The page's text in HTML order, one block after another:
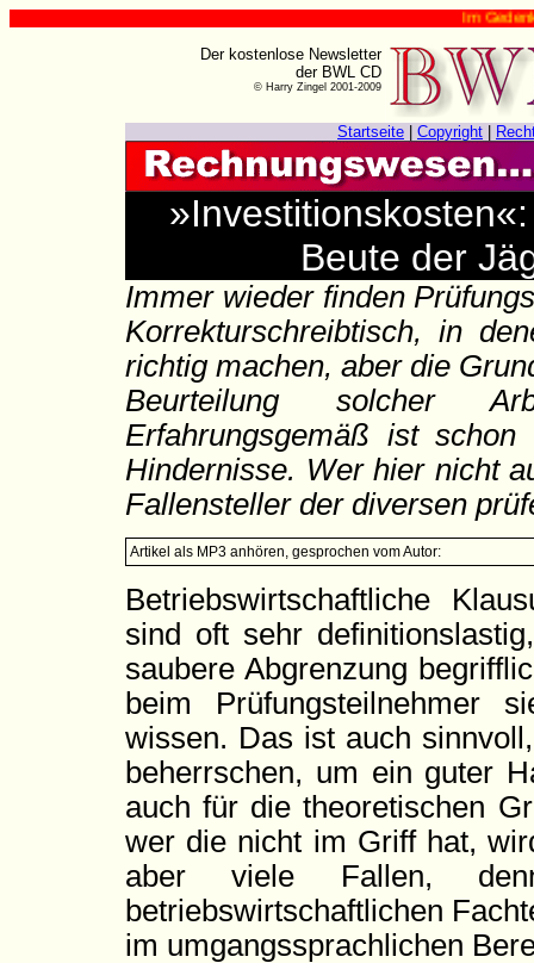
Im
Der kostenlose Newsletter
der BWL CD
© Harry Zingel 2001-2009
Startseite Copyright
Beute der
Immer wieder finden
Korrekturschreibtisch, in
richtig machen, aber die
Beurteilung solcher
Erfahrungsgemäß ist
Hindernisse. Wer hier nicht
Fallensteller der diversen
Artikel als MP3 anhören, gesprochen vom Autor:
Betriebswirtschaftliche
sind oft sehr
saubere Abgrenzung
beim Prüfungsteilnehmer
wissen. Das ist auch
beherrschen, um ein guter
auch für die theoretischen
wer die nicht im Griff hat,
aber viele Fallen,
betriebswirtschaftlichen
im umgangssprachlichen